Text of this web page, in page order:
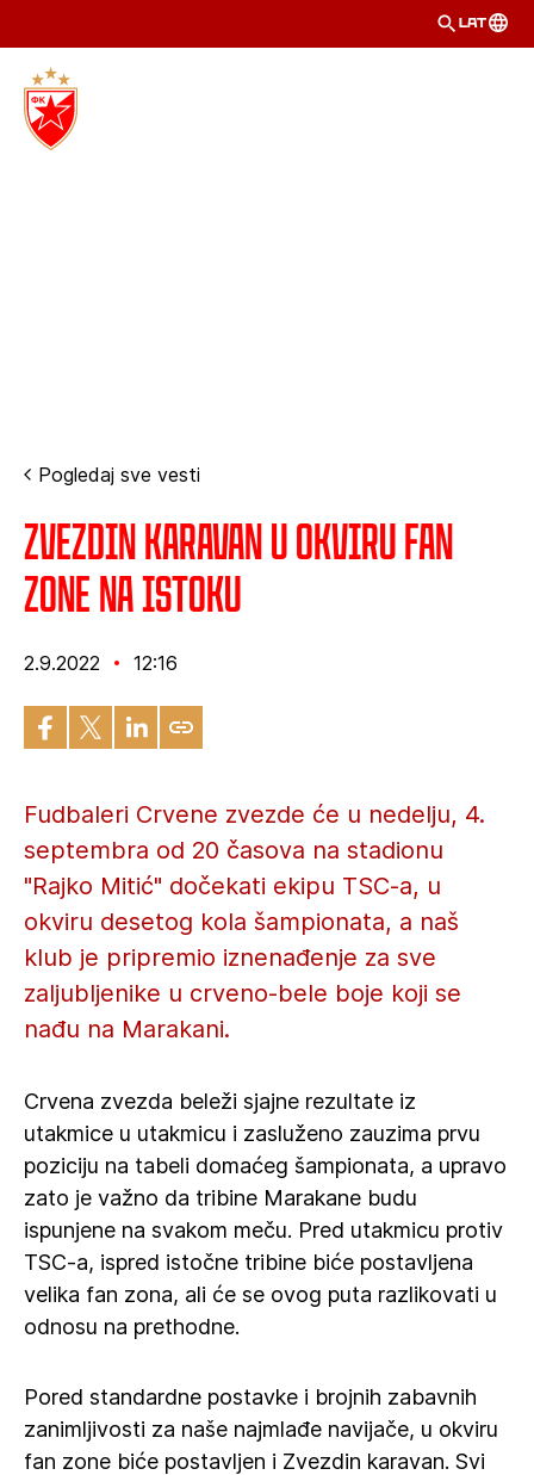
LAT
Pogledaj sve vesti
Zvezdin karavan u okviru fan
zone na istoku
2.9.2022 12:16
Fudbaleri Crvene zvezde će u nedelju, 4.
septembra od 20 časova na stadionu
"Rajko Mitić" dočekati ekipu TSC-a, u
okviru desetog kola šampionata, a naš
klub je pripremio iznenađenje za sve
zaljubljenike u crveno-bele boje koji se
nađu na Marakani.
Crvena zvezda beleži sjajne rezultate iz
utakmice u utakmicu i zasluženo zauzima prvu
poziciju na tabeli domaćeg šampionata, a upravo
zato je važno da tribine Marakane budu
ispunjene na svakom meču. Pred utakmicu protiv
TSC-a, ispred istočne tribine biće postavljena
velika fan zona, ali će se ovog puta razlikovati u
odnosu na prethodne.
Pored standardne postavke i brojnih zabavnih
zanimljivosti za naše najmlađe navijače, u okviru
fan zone biće postavljen i Zvezdin karavan. Svi